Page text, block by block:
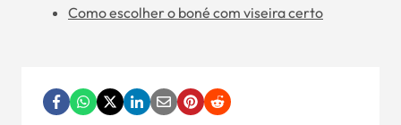
Como escolher o boné com viseira certo